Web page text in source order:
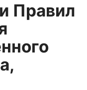
Правил